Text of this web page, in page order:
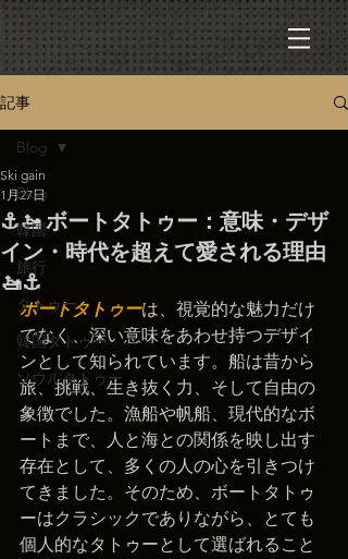
記事
Blog
韓国
旅行
タトゥー
韓国タトゥー
ソウルタトゥー
Blog
⚓🚤 ボートタトゥー：意味・デザ
イン・時代を超えて愛される理由
🚤⚓
Ski gain
1月27日
ボートタトゥーは、視覚的な魅力だけ
でなく、深い意味をあわせ持つデザイ
ンとして知られています。船は昔から
旅、挑戦、生き抜く力、そして自由の
象徴でした。漁船や帆船、現代的なボ
ートまで、人と海との関係を映し出す
存在として、多くの人の心を引きつけ
てきました。そのため、ボートタトゥ
ーはクラシックでありながら、とても
個人的なタトゥーとして選ばれること